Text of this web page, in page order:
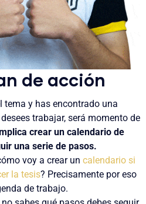
de acción
tema y has encontrado una
trabajar, será momento de
crear un calendario de
una serie de pasos.
voy a crear un calendario si
la tesis? Precisamente por eso
de trabajo.